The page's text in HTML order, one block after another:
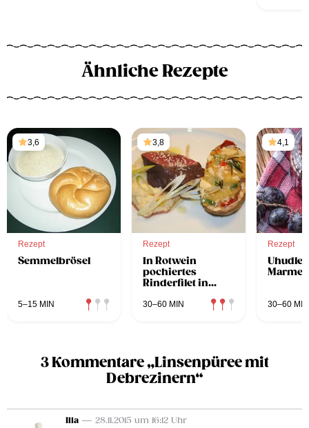
Ähnliche Rezepte
3,6
Rezept
Semmelbrösel
5–15 MIN
3,8
Rezept
In Rotwein
pochiertes
Rinderfilet in
überbackenen
30–60 MIN
4,1
Rezept
30–60 MIN
3 Kommentare „Linsenpüree mit
Debrezinern“
Illa — 28.11.2015 um 16:12 Uhr